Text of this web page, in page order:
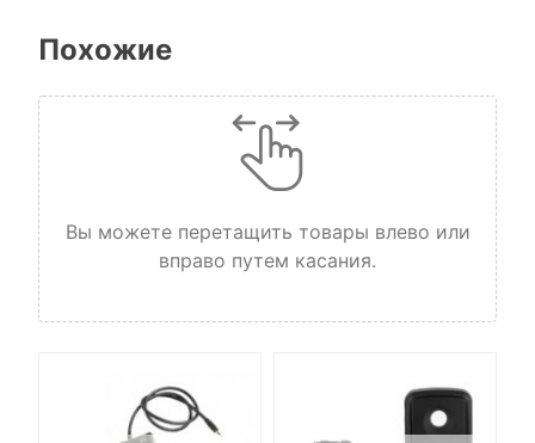
Похожие
Вы можете перетащить товары влево или
вправо путем касания.